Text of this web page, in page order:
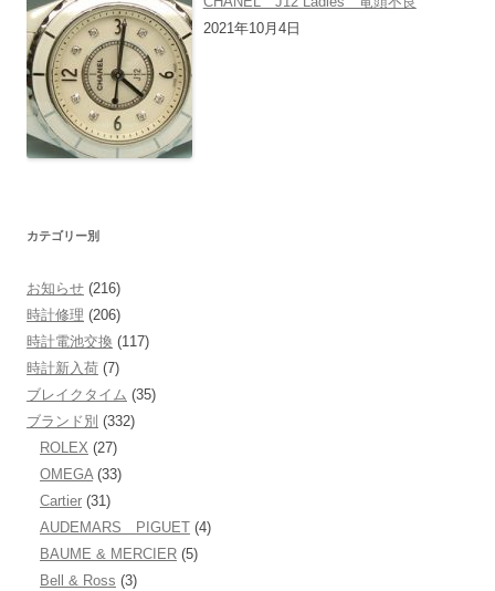
2021年10月4日
カテゴリー別
お知らせ (216)
時計修理 (206)
時計電池交換 (117)
時計新入荷 (7)
ブレイクタイム (35)
ブランド別 (332)
ROLEX (27)
OMEGA(33)
Cartier (31)
AUDEMARS PIGUET (4)
BAUME & MERCIER (5)
Bell & Ross (3)